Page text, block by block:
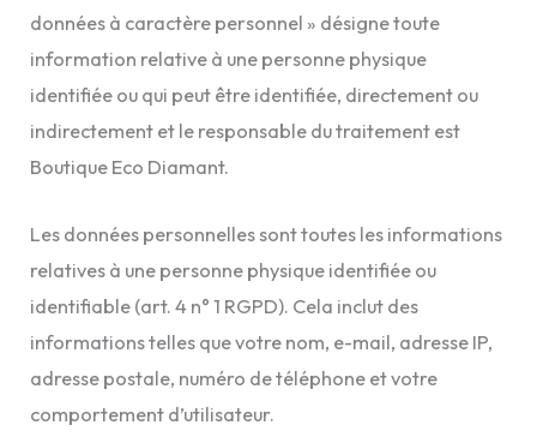
données à caractère personnel » désigne toute
information relative à une personne physique
identifiée ou qui peut être identifiée, directement ou
indirectement et le responsable du traitement est
Boutique Eco Diamant.
Les données personnelles sont toutes les informations
relatives à une personne physique identifiée ou
identifiable (art. 4 n° 1 RGPD). Cela inclut des
informations telles que votre nom, e-mail, adresse IP,
adresse postale, numéro de téléphone et votre
comportement d’utilisateur.